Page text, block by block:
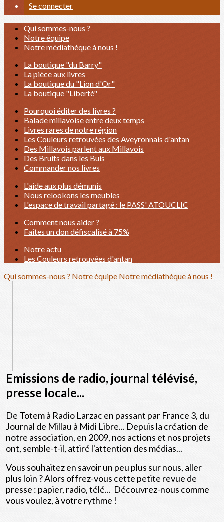
Se connecter
Qui sommes-nous ?
Notre équipe
Notre médiathèque à nous !
La boutique "du Barry"
La pièce aux livres
La boutique du "Lion d'Or"
La boutique "Liberté"
Pourquoi éditer des livres ?
Balade millavoise entre deux temps
Livres rares de notre région
Les Couleurs retrouvées des Aveyronnais d'antan
Des Millavois parlent aux Millavois
Des Bruits dans les Buis
Commander nos livres
L'aide aux plus démunis
Nous relookons les meubles
L'espace de travail partagé : le PASS' ATOUCLIC
Comment nous aider ?
Faites un don défiscalisé à 75%
Notre actu
Les Couleurs retrouvées d'antan
Qui sommes-nous ? Notre équipe Notre médiathèque à nous !
Emissions de radio, journal télévisé,
presse locale...
De Totem à Radio Larzac en passant par France 3, du
Journal de Millau à Midi Libre... Depuis la création de
notre association, en 2009, nos actions et nos projets
ont, semble-t-il, attiré l'attention des médias...
Vous souhaitez en savoir un peu plus sur nous, aller
plus loin ? Alors offrez-vous cette petite revue de
presse : papier, radio, télé... Découvrez-nous comme
vous voulez, à votre rythme !